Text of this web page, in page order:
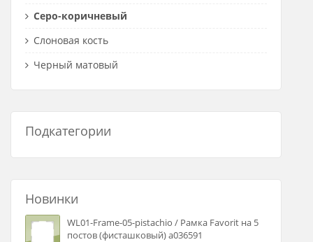
Серо-коричневый
Слоновая кость
Черный матовый
Подкатегории
Новинки
WL01-Frame-05-pistachio / Рамка Favorit на 5
постов (фисташковый) a036591